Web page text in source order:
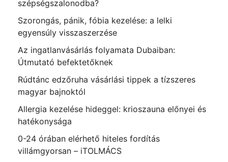
szépségszalonodba?
Szorongás, pánik, fóbia kezelése: a lelki
egyensúly visszaszerzése
Az ingatlanvásárlás folyamata Dubaiban:
Útmutató befektetőknek
Rúdtánc edzőruha vásárlási tippek a tízszeres
magyar bajnoktól
Allergia kezelése hideggel: krioszauna előnyei és
hatékonysága
0-24 órában elérhető hiteles fordítás
villámgyorsan – iTOLMÁCS